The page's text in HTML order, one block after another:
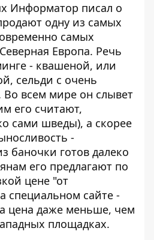
Информатор писал о
одну из самых
самых
Северная Европа. Речь
- квашеной, или
сельди с очень
всем мире он слывет
его считают,
сами шведы), а скорее
-
баночки готов далеко
его предлагают по
цене "от
специальном сайте -
цена даже меньше, чем
площадках.